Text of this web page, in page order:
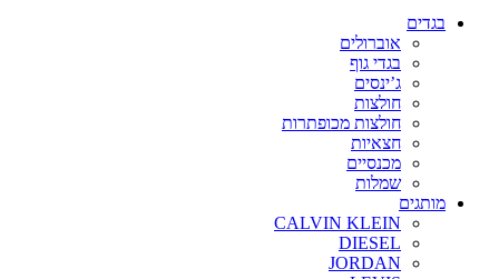
בגדים
אוברולים
בגדי גוף
ג’ינסים
חולצות
חולצות מכופתרות
חצאיות
מכנסיים
שמלות
מותגים
CALVIN KLEIN
DIESEL
JORDAN